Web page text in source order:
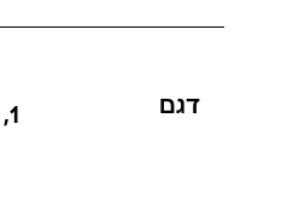
דגם 1